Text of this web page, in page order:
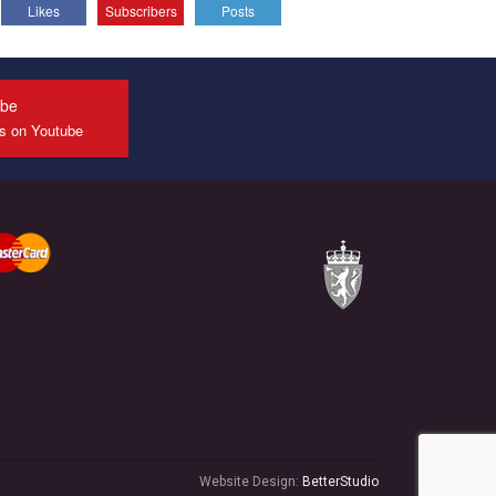
All you have to do is to press "Like" below the
Эмоционально сильный ролик от команды "Гей-
конкурсе международной организации PACT на
развития организации.
дискриминацией на почве СОГИ в Украине.
Все, что вам нужно сделать - это зайти на наш
канал YouTube по этой ссылке и поставить лайк
Likes Subscribers Posts
on Youtube
Website Design: BetterStudio